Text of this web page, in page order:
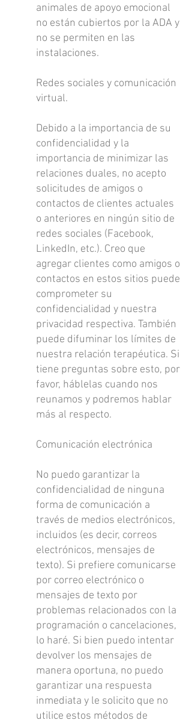
animales de apoyo emocional
no están cubiertos por la ADA y
no se permiten en las
instalaciones.
Redes sociales y comunicación
virtual.
Debido a la importancia de su
confidencialidad y la
importancia de minimizar las
relaciones duales, no acepto
solicitudes de amigos o
contactos de clientes actuales
o anteriores en ningún sitio de
redes sociales (Facebook,
LinkedIn, etc.). Creo que
agregar clientes como amigos o
contactos en estos sitios puede
comprometer su
confidencialidad y nuestra
privacidad respectiva. También
puede difuminar los límites de
nuestra relación terapéutica. Si
tiene preguntas sobre esto, por
favor, háblelas cuando nos
reunamos y podremos hablar
más al respecto.
Comunicación electrónica
No puedo garantizar la
confidencialidad de ninguna
forma de comunicación a
través de medios electrónicos,
incluidos (es decir, correos
electrónicos, mensajes de
texto). Si prefiere comunicarse
por correo electrónico o
mensajes de texto por
problemas relacionados con la
programación o cancelaciones,
lo haré. Si bien puedo intentar
devolver los mensajes de
manera oportuna, no puedo
garantizar una respuesta
inmediata y le solicito que no
utilice estos métodos de